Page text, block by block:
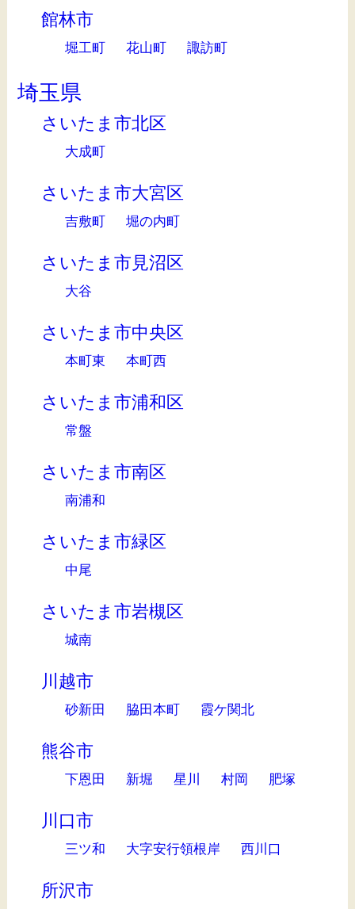
館林市
堀工町 花山町 諏訪町
埼玉県
さいたま市北区
大成町
さいたま市大宮区
吉敷町 堀の内町
さいたま市見沼区
大谷
さいたま市中央区
本町東 本町西
さいたま市浦和区
常盤
さいたま市南区
南浦和
さいたま市緑区
中尾
さいたま市岩槻区
城南
川越市
砂新田 脇田本町 霞ケ関北
熊谷市
下恩田 新堀 星川 村岡 肥塚
川口市
三ツ和 大字安行領根岸 西川口
所沢市